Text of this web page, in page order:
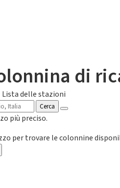
di
Lista delle stazioni
Cerca
più preciso.
per trovare le colonnine